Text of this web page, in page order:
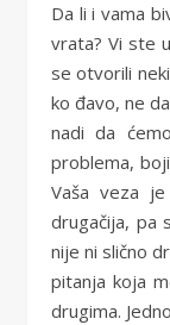
Da li i vama bivše ljubavi lupaju i rukama i nogama na
vrata? Vi ste
se otvorili
ko đavo, ne
nadi da
problema,
Vaša veza
drugačija, pa
nije ni slično
pitanja koja
drugima.